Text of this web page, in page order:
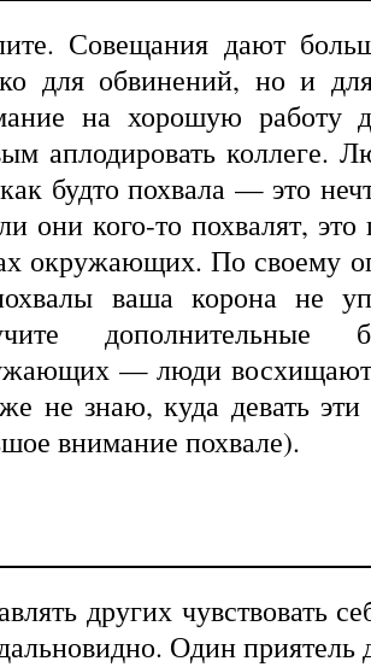
Совещания дают
для обвинений, но и
на хорошую работу
аплодировать коллеге.
будто похвала — это
они кого-то похвалят,
окружающих. По своему
ваша корона не
— люди
не знаю, куда девать эти
внимание похвале).
других чувствовать
Один приятель